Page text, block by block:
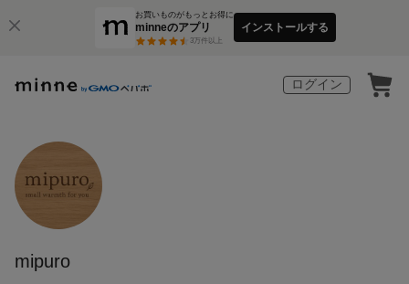
お買いものがもっとお得に
minneのアプリ
3万件以上
インストールする
ログイン
mipuro